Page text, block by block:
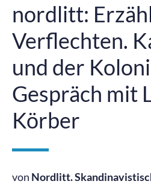
nordlitt:
Verflechten.
und der
Gespräch mit
Körber
von Nordlitt.